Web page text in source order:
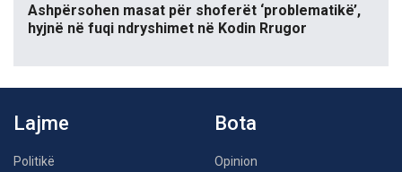
Ashpërsohen masat për shoferët ‘problematikë’,
hyjnë në fuqi ndryshimet në Kodin Rrugor
Lajme
Politikë
Bota
Opinion